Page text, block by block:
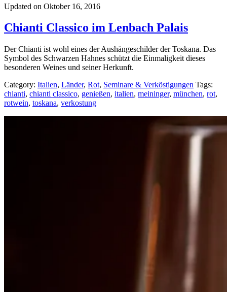
Updated on Oktober 16, 2016
Chianti Classico im Lenbach Palais
Der Chianti ist wohl eines der Aushängeschilder der Toskana. Das
Symbol des Schwarzen Hahnes schützt die Einmaligkeit dieses
besonderen Weines und seiner Herkunft.
Category: Italien, Länder, Rot, Seminare & Verköstigungen Tags:
chianti, chianti classico, genießen, italien, meininger, münchen, rot,
rotwein, toskana, verkostung